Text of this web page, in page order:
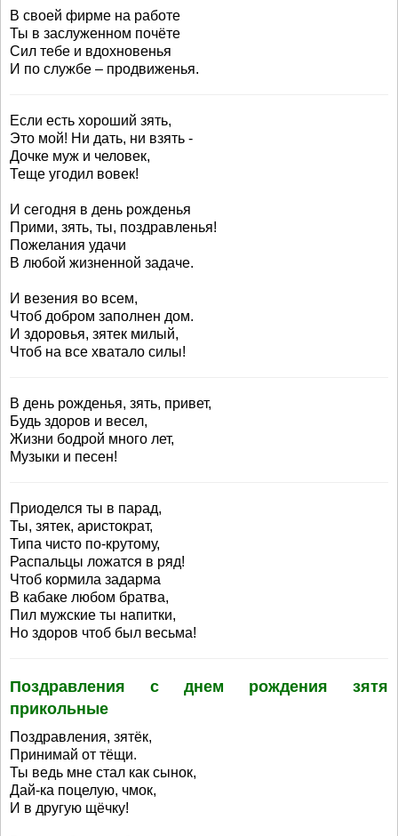
В своей фирме на работе
Ты в заслуженном почёте
Сил тебе и вдохновенья
И по службе – продвиженья.
Если есть хороший зять,
Это мой! Ни дать, ни взять -
Дочке муж и человек,
Теще угодил вовек!
И сегодня в день рожденья
Прими, зять, ты, поздравленья!
Пожелания удачи
В любой жизненной задаче.
И везения во всем,
Чтоб добром заполнен дом.
И здоровья, зятек милый,
Чтоб на все хватало силы!
В день рожденья, зять, привет,
Будь здоров и весел,
Жизни бодрой много лет,
Музыки и песен!
Приоделся ты в парад,
Ты, зятек, аристократ,
Типа чисто по-крутому,
Распальцы ложатся в ряд!
Чтоб кормила задарма
В кабаке любом братва,
Пил мужские ты напитки,
Но здоров чтоб был весьма!
Поздравления с днем рождения зятя
прикольные
Поздравления, зятёк,
Принимай от тёщи.
Ты ведь мне стал как сынок,
Дай-ка поцелую, чмок,
И в другую щёчку!